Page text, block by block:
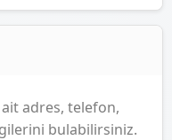
adres, telefon,
bulabilirsiniz.